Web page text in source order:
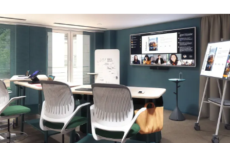
Microsoft
Team
Spaces